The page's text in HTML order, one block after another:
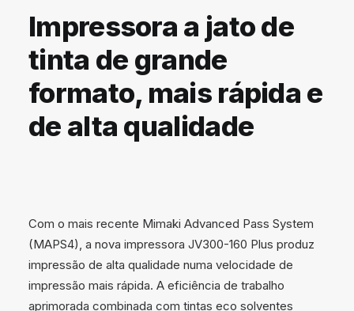
Impressora a jato de
tinta de grande
formato, mais rápida e
de alta qualidade
Com o mais recente Mimaki Advanced Pass System
(MAPS4), a nova impressora JV300-160 Plus produz
impressão de alta qualidade numa velocidade de
impressão mais rápida. A eficiência de trabalho
aprimorada combinada com tintas eco solventes